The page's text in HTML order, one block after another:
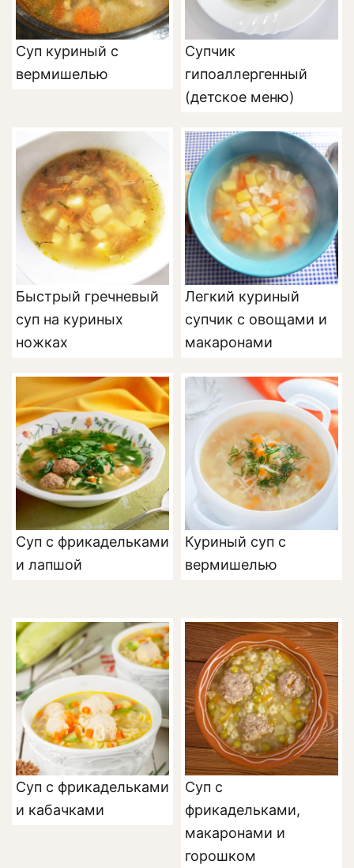
Суп куриный с
вермишелью
Супчик
гипоаллергенный
(детское меню)
Быстрый гречневый
суп на куриных
ножках
Легкий куриный
супчик с овощами и
макаронами
Суп с фрикадельками
и лапшой
Куриный суп с
вермишелью
Суп с фрикадельками
и кабачками
Суп с
фрикадельками,
макаронами и
горошком